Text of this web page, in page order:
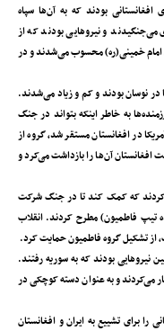
بودند که به آن‌ها سپاه
و نیروهایی بودند که از
امام خمینی(ره) محسوب می‌شدند و در
نوسان بودند و کم‌ و زیاد می‌شدند.
به خاطر اینکه بتواند در جنگ
در افغانستان مستقر شد، گروه از
افغانستان آن‌ها را بازداشت می‌کرد و
کردند که کمک کند تا در جنگ شرکت
تیپ فاطمیون) مطرح کردند. انقلاب
تشکیل گروه فاطمیون حمایت کرد.
و این‌ها اولین نیروهایی بودند که به سوریه رفتند.
می‌کردند و به عنوان دسته کوچکی در
برای تشییع به ایران و افغانستان